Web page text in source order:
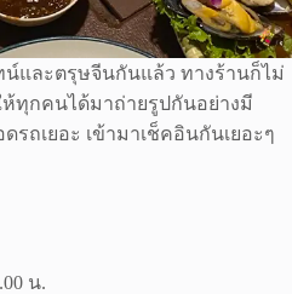
น์และตรุษจีนกันแล้ว ทางร้านก็ไม่
ทุกคนได้มาถ่ายรูปกันอย่างมี
ถเยอะ เข้ามาเช็คอินกันเยอะๆ
น.